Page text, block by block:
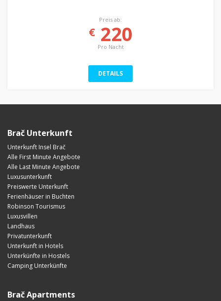
Preis ab:
€220
Pro Nacht
DETAILS
Brač Unterkunft
Unterkunft Insel Brač
Alle First Minute Angebote
Alle Last Minute Angebote
Luxusunterkunft
Preiswerte Unterkunft
Ferienhäuser in Buchten
Robinson Tourismus
Luxusvillen
Landhaus
Privatunterkunft
Unterkunft in Hotels
Unterkünfte in Hostels
Camping Unterkünfte
Brač Apartments